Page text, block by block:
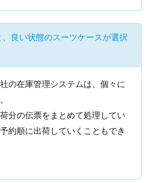
良い状態のスーツケースが選択
の在庫管理システムは、個々に
分の伝票をまとめて処理してい
約順に出荷していくこともでき